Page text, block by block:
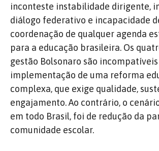
inconteste instabilidade dirigente,
diálogo federativo e incapacidade
coordenação de qualquer agenda
para a educação brasileira. Os
gestão Bolsonaro são
implementação de uma reforma
complexa, que exige qualidade,
engajamento. Ao contrário, o
em todo Brasil, foi de redução da
comunidade escolar.